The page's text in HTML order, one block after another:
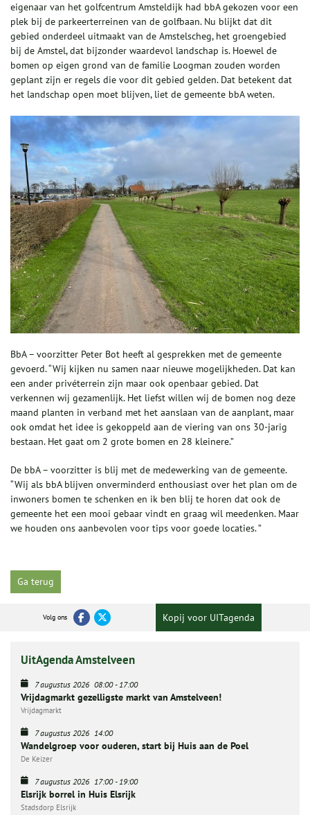
eigenaar van het golfcentrum Amsteldijk had bbA gekozen voor een
plek bij de parkeerterreinen van de golfbaan. Nu blijkt dat dit
gebied onderdeel uitmaakt van de Amstelscheg, het groengebied
bij de Amstel, dat bijzonder waardevol landschap is. Hoewel de
bomen op eigen grond van de familie Loogman zouden worden
geplant zijn er regels die voor dit gebied gelden. Dat betekent dat
het landschap open moet blijven, liet de gemeente bbA weten.
BbA – voorzitter Peter Bot heeft al gesprekken met de gemeente
gevoerd. “Wij kijken nu samen naar nieuwe mogelijkheden. Dat kan
een ander privéterrein zijn maar ook openbaar gebied. Dat
verkennen wij gezamenlijk. Het liefst willen wij de bomen nog deze
maand planten in verband met het aanslaan van de aanplant, maar
ook omdat het idee is gekoppeld aan de viering van ons 30-jarig
bestaan. Het gaat om 2 grote bomen en 28 kleinere.”
De bbA – voorzitter is blij met de medewerking van de gemeente.
“Wij als bbA blijven onverminderd enthousiast over het plan om de
inwoners bomen te schenken en ik ben blij te horen dat ook de
gemeente het een mooi gebaar vindt en graag wil meedenken. Maar
we houden ons aanbevolen voor tips voor goede locaties. ”
Ga terug
Volg ons Kopij voor UITagenda
UitAgenda Amstelveen
7 augustus 2026 08:00- 17:00
Vrijdagmarkt gezelligste markt van Amstelveen!
Vrijdagmarkt
7 augustus 2026 14:00
Wandelgroep voor ouderen, start bij Huis aan de Poel
De Keizer
7 augustus 2026 17:00- 19:00
Elsrijk borrel in Huis Elsrijk
Stadsdorp Elsrijk